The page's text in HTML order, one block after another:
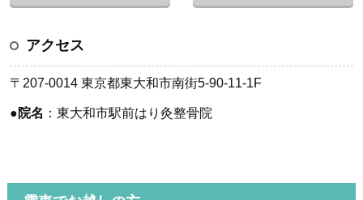
アクセス
〒207-0014 東京都東大和市南街5-90-11-1F
●院名 ：東大和市駅前はり灸整骨院